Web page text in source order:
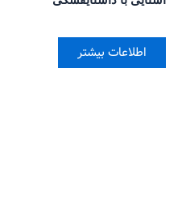
اطلاعات بیشتر